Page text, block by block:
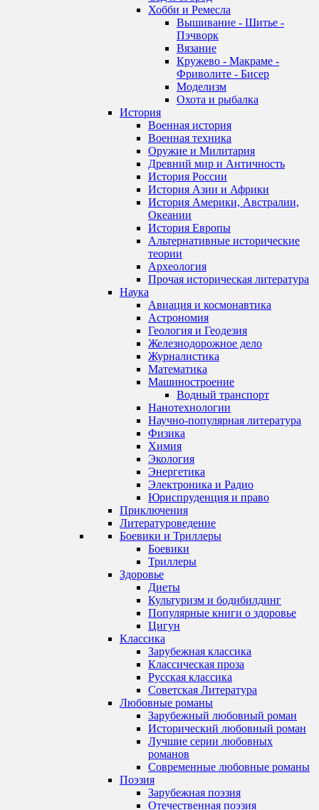
Хобби и Ремесла
Вышивание - Шитье -
Пэчворк
Вязание
Кружево - Макраме -
Фриволите - Бисер
Моделизм
Охота и рыбалка
История
Военная история
Военная техника
Оружие и Милитария
Древний мир и Античность
История России
История Азии и Африки
История Америки, Австралии,
Океании
История Европы
Альтернативные исторические
теории
Археология
Прочая историческая литература
Наука
Авиация и космонавтика
Астрономия
Геология и Геодезия
Железнодорожное дело
Журналистика
Математика
Машиностроение
Водный транспорт
Нанотехнологии
Научно-популярная литература
Физика
Химия
Экология
Энергетика
Электроника и Радио
Юриспруденция и право
Приключения
Литературоведение
Боевики и Триллеры
Боевики
Триллеры
Здоровье
Диеты
Культуризм и бодибилдинг
Популярные книги о здоровье
Цигун
Классика
Зарубежная классика
Классическая проза
Русская классика
Советская Литература
Любовные романы
Зарубежный любовный роман
Исторический любовный роман
Лучшие серии любовных
романов
Современные любовные романы
Поэзия
Зарубежная поэзия
Отечественная поэзия